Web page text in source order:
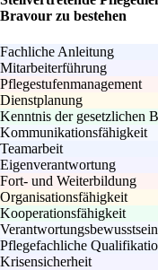
Bravour zu bestehen
Fachliche Anleitung
Mitarbeiterführung
Pflegestufenmanagement
Dienstplanung
Kenntnis der gesetzlichen
Kommunikationsfähigkeit
Teamarbeit
Eigenverantwortung
Fort- und Weiterbildung
Organisationsfähigkeit
Kooperationsfähigkeit
Verantwortungsbewusstsein
Pflegefachliche
Krisensicherheit